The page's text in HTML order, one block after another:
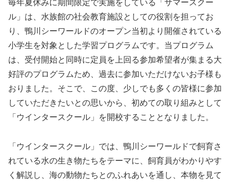
毎年夏休みに期間限定で実施をしている「サマースクー
ル」は、水族館の社会教育施設としての役割を担ってお
り、鴨川シーワールドのオープン当初より開催されている
小学生を対象とした学習プログラムです。当プログラム
は、受付開始と同時に定員を上回る参加希望者が集まる大
好評のプログラムため、過去に参加いただけないお子様も
おりました。そこで、この度、少しでも多くの皆様に参加
していただきたいとの思いから、初めての取り組みとして
「ウインタースクール」を開校することとなりました。
「ウインタースクール」では、鴨川シーワールドで飼育さ
れている水の生き物たちをテーマに、飼育員がわかりやす
く解説し、海の動物たちとのふれあいを通し、本物を見て